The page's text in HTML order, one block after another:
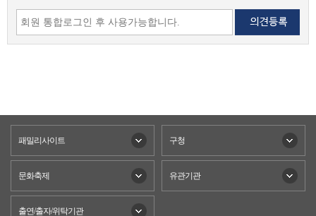
패밀리사이트 구청
문화축제 유관기관
출연/출자/위탁기관